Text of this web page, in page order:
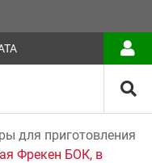
для приготовления
Фрекен БОК, в